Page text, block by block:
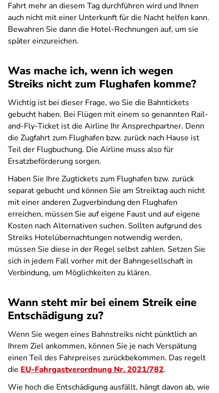
Fahrt mehr an diesem Tag durchführen wird und Ihnen
auch nicht mit einer Unterkunft für die Nacht helfen kann.
Bewahren Sie dann die Hotel-Rechnungen auf, um sie
später einzureichen.
Was mache ich, wenn ich wegen
Streiks nicht zum Flughafen komme?
Wichtig ist bei dieser Frage, wo Sie die Bahntickets
gebucht haben. Bei Flügen mit einem so genannten Rail-
and-Fly-Ticket ist die Airline Ihr Ansprechpartner. Denn
die Zugfahrt zum Flughafen bzw. zurück nach Hause ist
Teil der Flugbuchung. Die Airline muss also für
Ersatzbeförderung sorgen.
Haben Sie Ihre Zugtickets zum Flughafen bzw. zurück
separat gebucht und können Sie am Streiktag auch nicht
mit einer anderen Zugverbindung den Flughafen
erreichen, müssen Sie auf eigene Faust und auf eigene
Kosten nach Alternativen suchen. Sollten aufgrund des
Streiks Hotelübernachtungen notwendig werden,
müssen Sie diese in der Regel selbst zahlen. Setzen Sie
sich in jedem Fall vorher mit der Bahngesellschaft in
Verbindung, um Möglichkeiten zu klären.
Wann steht mir bei einem Streik eine
Entschädigung zu?
Wenn Sie wegen eines Bahnstreiks nicht pünktlich an
Ihrem Ziel ankommen, können Sie je nach Verspätung
einen Teil des Fahrpreises zurückbekommen. Das regelt
die EU-Fahrgastverordnung Nr. 2021/782.
Wie hoch die Entschädigung ausfällt, hängt davon ab, wie